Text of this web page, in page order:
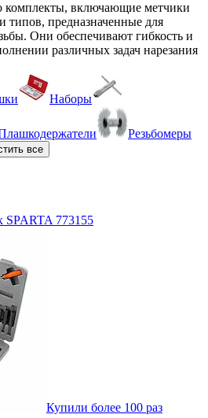
комплекты, включающие метчики
типов, предназначенные для
Они обеспечивают гибкость и
различных задач нарезания
Наборы
Резьбомеры
все
SPARTA 773155
Купили более 100 раз